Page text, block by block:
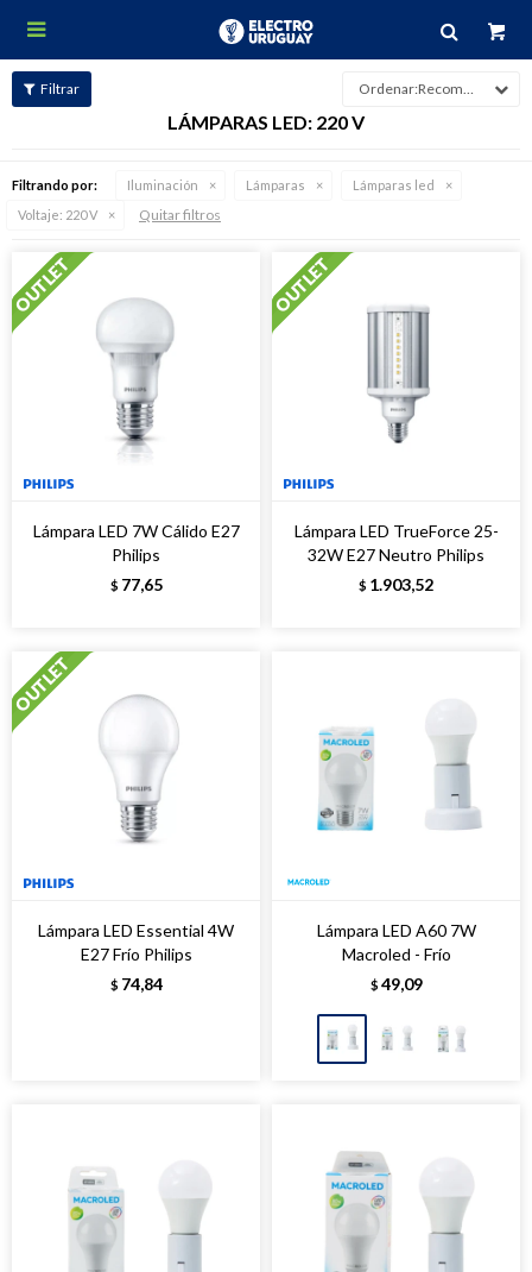

Recomendados
LÁMPARAS LED: 220 V
Filtrando por: Iluminación Lámparas
Lámparas led
Voltaje: 220 V Quitar filtros
Lámpara LED 7W Cálido E27
Philips
$ 77,65
Lámpara LED TrueForce 25-
32W E27 Neutro Philips
$ 1.903,52
Lámpara LED Essential 4W
E27 Frío Philips
$ 74,84
Lámpara LED A60 7W
Macroled - Frío
$ 49,09